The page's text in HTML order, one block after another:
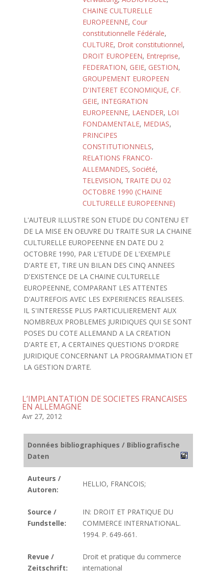
CHAINE CULTURELLE
EUROPEENNE, Cour
constitutionnelle Fédérale,
CULTURE, Droit constitutionnel,
DROIT EUROPEEN, Entreprise,
FEDERATION, GEIE, GESTION,
GROUPEMENT EUROPEEN
D'INTERET ECONOMIQUE, CF.
GEIE, INTEGRATION
EUROPEENNE, LAENDER, LOI
FONDAMENTALE, MEDIAS,
PRINCIPES
CONSTITUTIONNELS,
RELATIONS FRANCO-
ALLEMANDES, Société,
TELEVISION, TRAITE DU 02
OCTOBRE 1990 (CHAINE
CULTURELLE EUROPEENNE)
L'AUTEUR ILLUSTRE SON ETUDE DU CONTENU ET
DE LA MISE EN OEUVRE DU TRAITE SUR LA CHAINE
CULTURELLE EUROPEENNE EN DATE DU 2
OCTOBRE 1990, PAR L'ETUDE DE L'EXEMPLE
D'ARTE ET, TIRE UN BILAN DES CINQ ANNEES
D'EXISTENCE DE LA CHAINE CULTURELLE
EUROPEENNE, COMPARANT LES ATTENTES
D'AUTREFOIS AVEC LES EXPERIENCES REALISEES.
IL S'INTERESSE PLUS PARTICULIEREMENT AUX
NOMBREUX PROBLEMES JURIDIQUES QUI SE SONT
POSES DU COTE ALLEMAND A LA CREATION
D'ARTE ET, A CERTAINES QUESTIONS D'ORDRE
JURIDIQUE CONCERNANT LA PROGRAMMATION ET
LA GESTION D'ARTE.
L’IMPLANTATION DE SOCIETES FRANCAISES
EN ALLEMAGNE
Avr 27, 2012
Données bibliographiques / Bibliografische
Daten
Auteurs /
Autoren:
HELLIO, FRANCOIS;
Source /
Fundstelle:
IN: DROIT ET PRATIQUE DU
COMMERCE INTERNATIONAL.
1994. P. 649-661.
Revue /
Zeitschrift:
Droit et pratique du commerce
international